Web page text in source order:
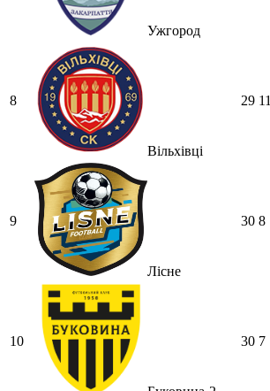
Ужгород
8
Вільхівці
29 11
9
Лісне
30 8
10 30 7